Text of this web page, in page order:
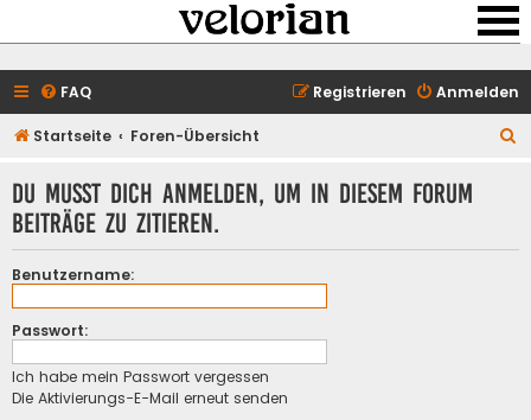
FAQ Anmelden
Registrieren
Startseite Foren-Übersicht
Du musst dich anmelden, um in diesem Forum
Beiträge zu zitieren.
Benutzername:
Passwort:
Ich habe mein Passwort vergessen
Die Aktivierungs-E-Mail erneut senden